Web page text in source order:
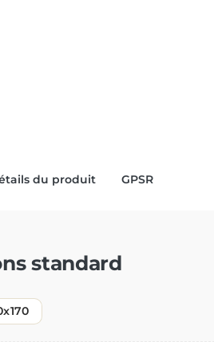
du produit GPSR
standard